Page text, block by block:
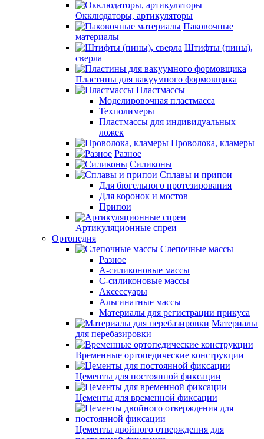
Окклюдаторы, артикуляторы
Паковочные
материалы
Штифты (пины),
сверла
Пластины для вакуумного формовщика
Пластмассы
Моделировочная пластмасса
Техполимеры
Пластмассы для индивидуальных
ложек
Проволока, кламеры
Разное
Силиконы
Сплавы и припои
Для бюгельного протезирования
Для коронок и мостов
Припои
Артикуляционные спреи
Ортопедия
Слепочные массы
Разное
А-силиконовые массы
С-силиконовые массы
Аксессуары
Альгинатные массы
Материалы для регистрации прикуса
Материалы
для перебазировки
Временные ортопедические конструкции
Цементы для постоянной фиксации
Цементы для временной фиксации
Цементы двойного отверждения для